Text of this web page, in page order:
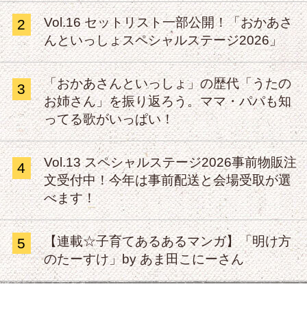
2
Vol.16 セットリスト一部公開！「おかあさ
んといっしょスペシャルステージ2026」
3
「おかあさんといっしょ」の歴代「うたの
お姉さん」を振り返ろう。ママ・パパも知
ってる歌がいっぱい！
4
Vol.13 スペシャルステージ2026事前物販注
文受付中！今年は事前配送と会場受取が選
べます！
5
【連載☆子育てあるあるマンガ】「明け方
のたーすけ」by あま田こにーさん